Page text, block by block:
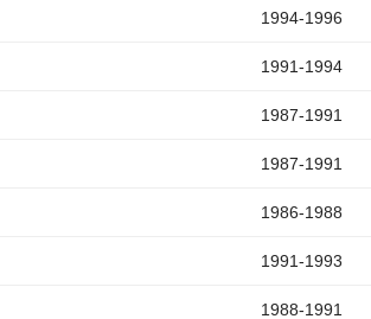
1994-1996
1991-1994
1987-1991
1987-1991
1986-1988
1991-1993
1988-1991